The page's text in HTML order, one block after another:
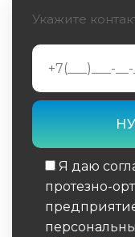
Социальные
вычленения
протезу
Правовые и
Укажите
Я даю
протезно-